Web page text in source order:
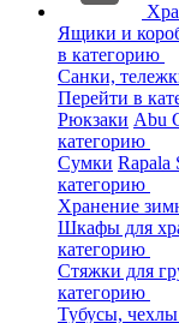
Ящики и
в категорию
Санки,
Перейти в
Рюкзаки Abu
категорию
Сумки Rapala
категорию
Хранение
Шкафы для
категорию
Стяжки для
категорию
Тубусы,